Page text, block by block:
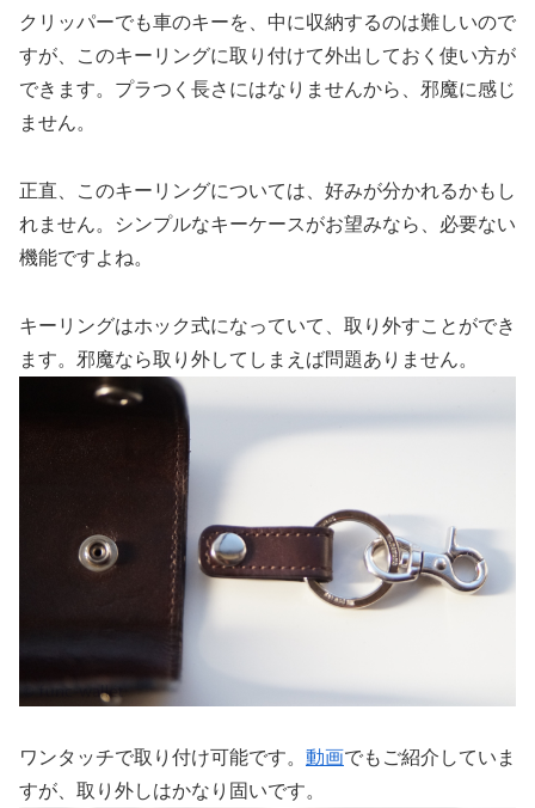
クリッパーでも車のキーを、中に収納するのは難しいので
すが、このキーリングに取り付けて外出しておく使い方が
できます。プラつく長さにはなりませんから、邪魔に感じ
ません。
正直、このキーリングについては、好みが分かれるかもし
れません。シンプルなキーケースがお望みなら、必要ない
機能ですよね。
キーリングはホック式になっていて、取り外すことができ
ます。邪魔なら取り外してしまえば問題ありません。
ワンタッチで取り付け可能です。 動画でもご紹介していま
すが、取り外しはかなり固いです。